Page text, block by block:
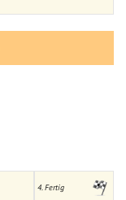
4. Fertig